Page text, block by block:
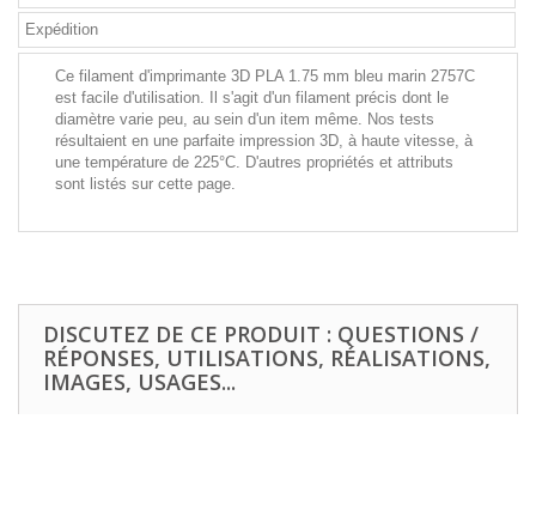
Expédition
Ce filament d'imprimante 3D PLA 1.75 mm bleu marin 2757C
est facile d'utilisation. Il s'agit d'un filament précis dont le
diamètre varie peu, au sein d'un item même. Nos tests
résultaient en une parfaite impression 3D, à haute vitesse, à
une température de 225°C. D'autres propriétés et attributs
sont listés sur cette page.
DISCUTEZ DE CE PRODUIT : QUESTIONS /
RÉPONSES, UTILISATIONS, RÉALISATIONS,
IMAGES, USAGES...